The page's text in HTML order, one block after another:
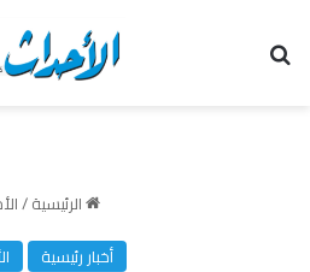
الرئيسية/
أخبار رئيسية